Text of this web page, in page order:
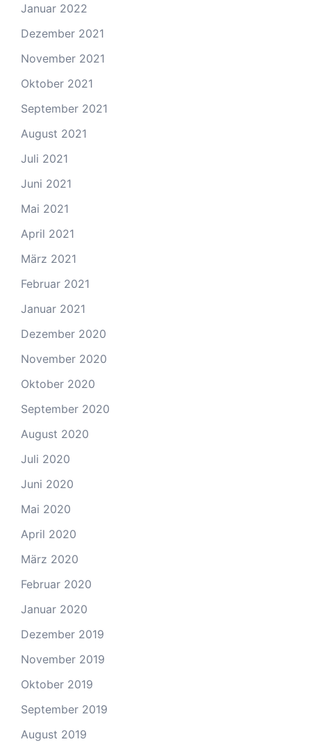
Januar 2022
Dezember 2021
November 2021
Oktober 2021
September 2021
August 2021
Juli 2021
Juni 2021
Mai 2021
April 2021
März 2021
Februar 2021
Januar 2021
Dezember 2020
November 2020
Oktober 2020
September 2020
August 2020
Juli 2020
Juni 2020
Mai 2020
April 2020
März 2020
Februar 2020
Januar 2020
Dezember 2019
November 2019
Oktober 2019
September 2019
August 2019